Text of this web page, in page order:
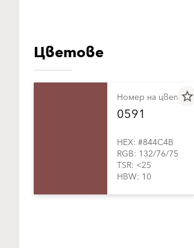
Цветове
star_border
Номер на цвета
0591
HEX: #844C4B
RGB: 132/76/75
TSR: <25
HBW: 10